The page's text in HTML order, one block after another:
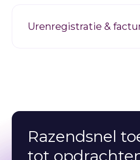
Urenregistratie &
Razendsnel
tot